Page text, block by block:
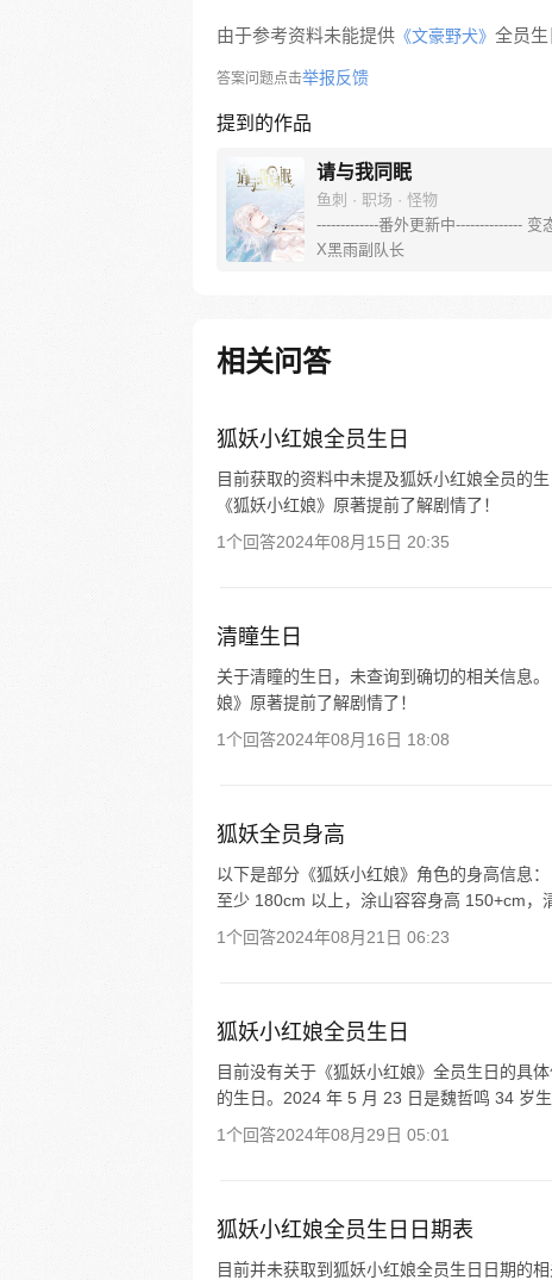
由于参考资料未能提供 《文豪野犬》 全员生
答案问题点击举报反馈
提到的作品
请与我同眠
鱼刺 · 职场 · 怪物
-------------番外更新中-------------- 变
X黑雨副队长
相关问答
狐妖小红娘全员生日
目前获取的资料中未提及狐妖小红娘全员的
《狐妖小红娘》原著提前了解剧情了！
1个回答2024年08月15日 20:35
清瞳生日
关于清瞳的生日，未查询到确切的相关信息
娘》原著提前了解剧情了！
1个回答2024年08月16日 18:08
狐妖全员身高
以下是部分《狐妖小红娘》角色的身高信息
至少 180cm 以上，涂山容容身高 150+cm，
1个回答2024年08月21日 06:23
狐妖小红娘全员生日
目前没有关于《狐妖小红娘》全员生日的具
的生日。2024 年 5 月 23 日是魏哲鸣 34 岁
1个回答2024年08月29日 05:01
狐妖小红娘全员生日日期表
目前并未获取到狐妖小红娘全员生日日期的